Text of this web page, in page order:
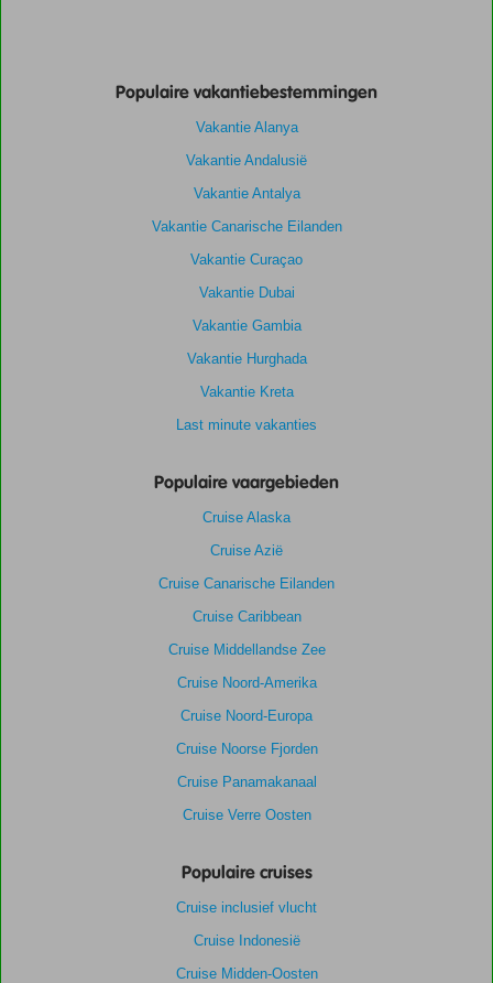
Populaire vakantiebestemmingen
Vakantie Alanya
Vakantie Andalusië
Vakantie Antalya
Vakantie Canarische Eilanden
Vakantie Curaçao
Vakantie Dubai
Vakantie Gambia
Vakantie Hurghada
Vakantie Kreta
Last minute vakanties
Populaire vaargebieden
Cruise Alaska
Cruise Azië
Cruise Canarische Eilanden
Cruise Caribbean
Cruise Middellandse Zee
Cruise Noord-Amerika
Cruise Noord-Europa
Cruise Noorse Fjorden
Cruise Panamakanaal
Cruise Verre Oosten
Populaire cruises
Cruise inclusief vlucht
Cruise Indonesië
Cruise Midden-Oosten